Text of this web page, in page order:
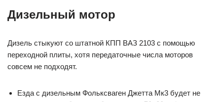
Дизельный мотор
Дизель стыкуют со штатной КПП ВАЗ 2103 с помощью
переходной плиты, хотя передаточные числа моторов
совсем не подходят.
Езда с дизельным Фольксваген Джетта Мк3 будет не